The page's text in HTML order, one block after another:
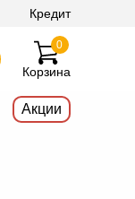
Кредит
Корзина
0
Акции